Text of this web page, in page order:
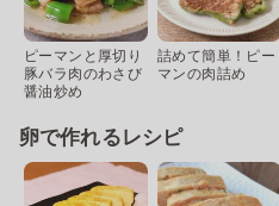
ピーマンと厚切り
豚バラ肉のわさび
醤油炒め
詰めて簡単！ピー
マンの肉詰め
卵で作れるレシピ